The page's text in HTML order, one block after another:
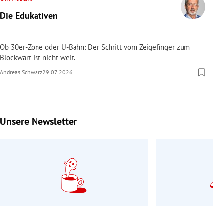
Die Edukativen
Ob 30er-Zone oder U-Bahn: Der Schritt vom Zeigefinger zum
Blockwart ist nicht weit.
Andreas Schwarz29.07.2026
Unsere Newsletter
Slide 1 von 9